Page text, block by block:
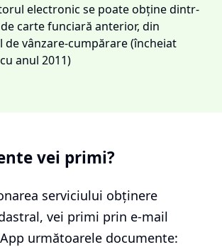
electronic se poate obține dintr-
carte funciară anterior, din
de vânzare-cumpărare (încheiat
anul 2011)
vei primi?
serviciului obținere
, vei primi prin e-mail
următoarele documente: